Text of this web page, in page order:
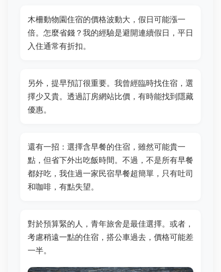
木柵動物園住宿的價格波動大，假日可能漲一
倍。怎麼省錢？我的經驗是避開連續假日，平日
入住通常有折扣。
另外，提早預訂很重要。我曾經臨時找住宿，選
擇少又貴。透過訂房網站比價，有時能找到隱藏
優惠。
還有一招：選擇含早餐的住宿，雖然可能貴一
點，但省下外出吃飯時間。不過，不是所有早餐
都好吃，我住過一家民宿早餐超簡單，只有吐司
和咖啡，有點失望。
對於預算緊的人，青年旅舍是最佳選擇。或者，
考慮稍遠一點的住宿，搭公車過去，價格可能差
一半。